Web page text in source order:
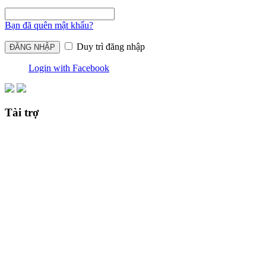
Bạn đã quên mật khẩu?
Duy trì đăng nhập
Login with Facebook
Tài trợ